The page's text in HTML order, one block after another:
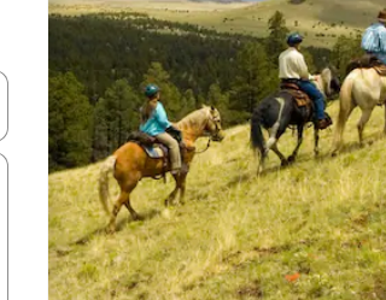
rodykles aukštyn ir žemyn arba